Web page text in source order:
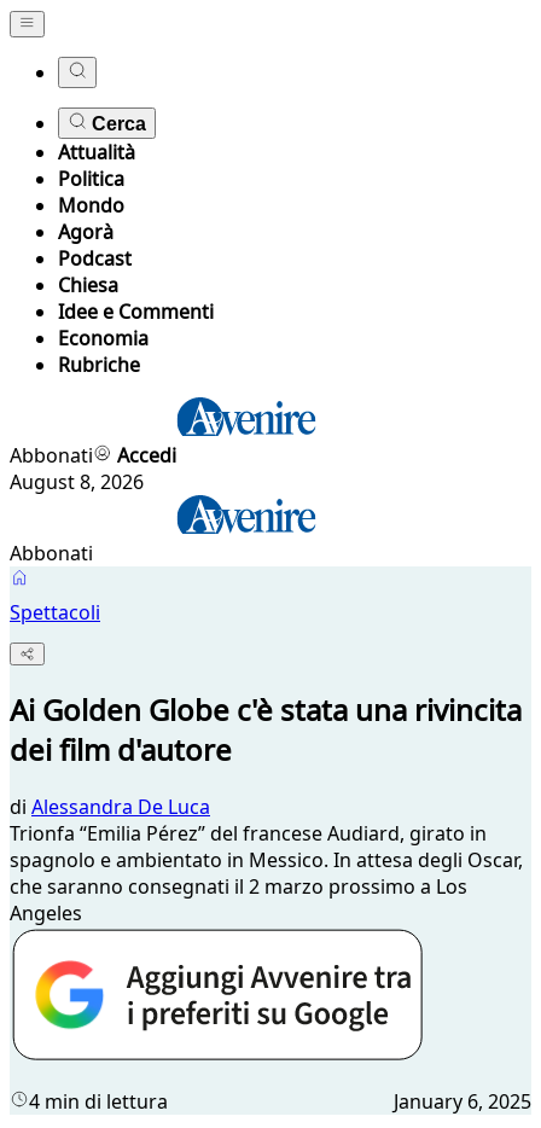
Cerca
Attualità
Politica
Mondo
Agorà
Podcast
Chiesa
Idee e Commenti
Economia
Rubriche
Abbonati
Accedi
August 8, 2026
Abbonati
Spettacoli
Ai Golden Globe c'è stata una rivincita
dei film d'autore
di Alessandra De Luca
Trionfa “Emilia Pérez” del francese Audiard, girato in
spagnolo e ambientato in Messico. In attesa degli Oscar,
che saranno consegnati il 2 marzo prossimo a Los
Angeles
4 min di lettura January 6, 2025